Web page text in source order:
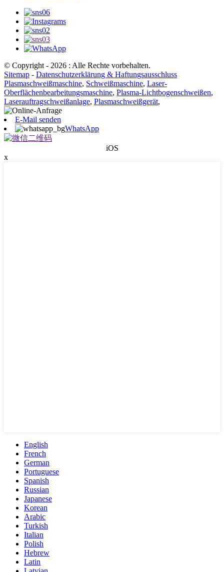
© Copyright - 2026 : Alle Rechte vorbehalten.
Sitemap - Datenschutzerklärung & Haftungsausschluss
Plasmaschweißmaschine, Schweißmaschine, Laser-
Oberflächenbearbeitungsmaschine, Plasma-Lichtbogenschweißen,
Laserauftragschweißanlage, Plasmaschweißgerät,
E-Mail senden
WhatsApp
iOS
x
English
French
German
Portuguese
Spanish
Russian
Japanese
Korean
Arabic
Turkish
Italian
Polish
Hebrew
Latin